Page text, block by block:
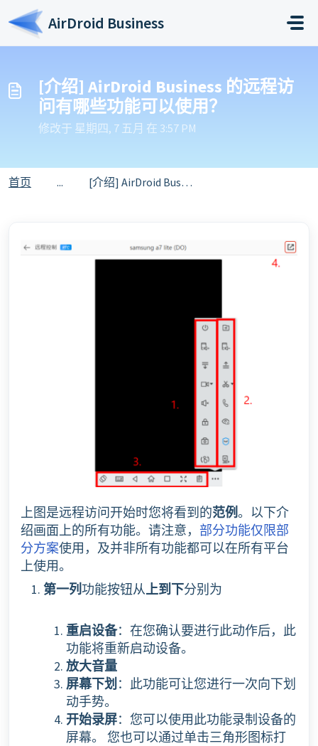
跳过至主要内容
AirDroid Business
[介绍] AirDroid Business 的远程访
问有哪些功能可以使用？
修改于 星期四, 7 五月 在 3:57 PM
首页 ... [介绍] AirDroid Business 的远程访问有哪些功能可以使用？
上图是远程访问开始时您将看到的范例。以下介
绍画面上的所有功能。请注意， 部分功能仅限部
分方案使用，及并非所有功能都可以在所有平台
上使用。
第一列功能按钮从上到下分别为
重启设备：在您确认要进行此动作后，此
功能将重新启动设备。
放大音量
屏幕下划 ：此功能可让您进行一次向下划
动手势。
开始录屏：您可以使用此功能录制设备的
屏幕。 您也可以通过单击三角形图标打